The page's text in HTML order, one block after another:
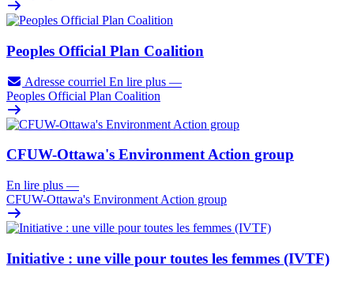
Peoples Official Plan Coalition
Adresse courriel En lire plus —
Peoples Official Plan Coalition
CFUW-Ottawa's Environment Action group
En lire plus —
CFUW-Ottawa's Environment Action group
Initiative : une ville pour toutes les femmes (IVTF)